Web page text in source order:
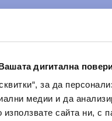
дигитална
за да
медии и да
използвате сайта ни, с